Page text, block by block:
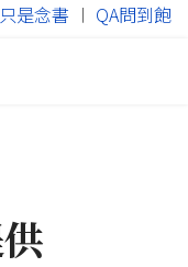
是念書 ︱ QA問到飽